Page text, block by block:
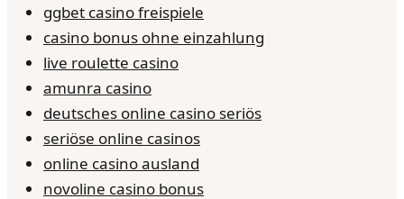
ggbet casino freispiele
casino bonus ohne einzahlung
live roulette casino
amunra casino
deutsches online casino seriös
seriöse online casinos
online casino ausland
novoline casino bonus